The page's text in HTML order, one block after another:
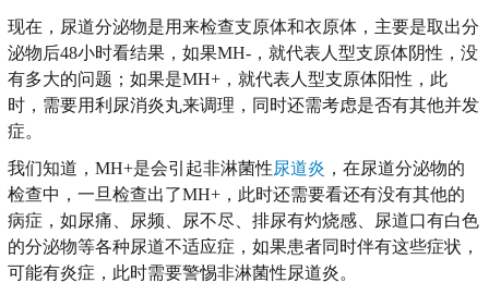
现在，尿道分泌物是用来检查支原体和衣原体，主要是取出分
泌物后48小时看结果，如果MH-，就代表人型支原体阴性，没
有多大的问题；如果是MH+，就代表人型支原体阳性，此
时，需要用利尿消炎丸来调理，同时还需考虑是否有其他并发
症。
我们知道，MH+是会引起非淋菌性尿道炎 ，在尿道分泌物的
检查中，一旦检查出了MH+，此时还需要看还有没有其他的
病症，如尿痛、尿频、尿不尽、排尿有灼烧感、尿道口有白色
的分泌物等各种尿道不适应症，如果患者同时伴有这些症状，
可能有炎症，此时需要警惕非淋菌性尿道炎。